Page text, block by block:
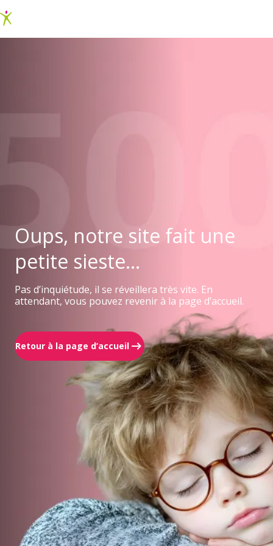
Oups, notre site fait une
petite sieste...
Pas d’inquiétude, il se réveillera très vite. En
attendant, vous pouvez revenir à la page d’accueil.
Retour à la page d’accueil